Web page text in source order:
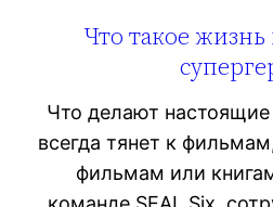
Что такое
Что делают
всегда тянет к
фильмам или